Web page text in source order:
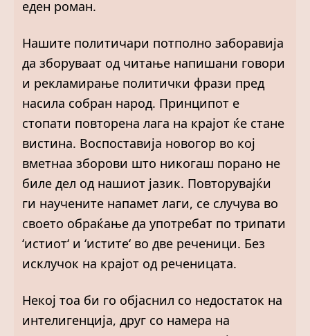
еден роман.
Нашите политичари потполно заборавија
да зборуваат од читање напишани говори
и рекламирање политички фрази пред
насила собран народ. Принципот е
стопати повторена лага на крајот ќе стане
вистина. Воспоставија новогор во кој
вметнаа зборови што никогаш порано не
биле дел од нашиот јазик. Повторувајќи
ги научените напамет лаги, се случува во
своето обраќање да употребат по трипати
‘истиот‘ и ‘истите‘ во две реченици. Без
исклучок на крајот од реченицата.
Некој тоа би го објаснил со недостаток на
интелигенција, друг со намера на